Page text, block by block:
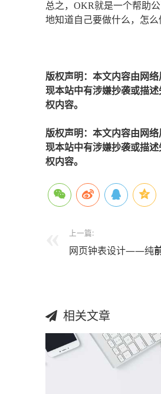
总之，OKR就是一个帮助
地知道自己要做什么，怎么
版权声明：本文内容由网
现本站中有涉嫌抄袭或描
权内容。
版权声明：本文内容由网
现本站中有涉嫌抄袭或描
权内容。
上一篇:
网页钟表设计——纯
相关文章